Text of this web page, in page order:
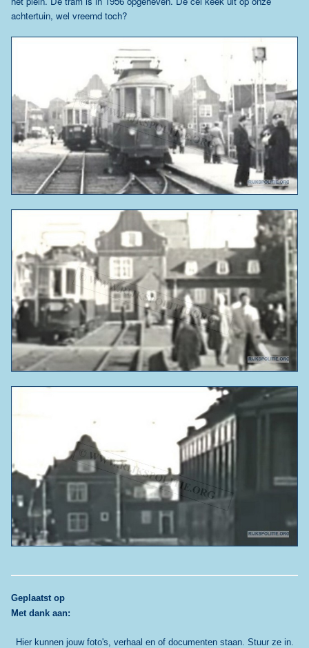
achtertuin, wel vreemd toch?
Geplaatst op
Met dank aan:
Hier kunnen jouw foto's, verhaal en of documenten staan. Stuur ze in.